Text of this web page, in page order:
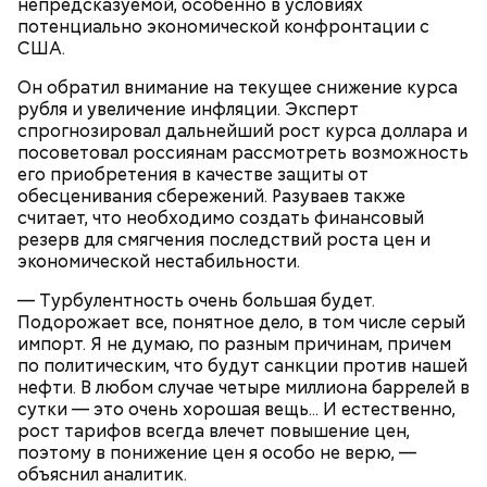
непредсказуемой, особенно в условиях
потенциально экономической конфронтации с
США.
Он обратил внимание на текущее снижение курса
рубля и увеличение инфляции. Эксперт
спрогнозировал дальнейший рост курса доллара и
посоветовал россиянам рассмотреть возможность
его приобретения в качестве защиты от
обесценивания сбережений. Разуваев также
считает, что необходимо создать финансовый
резерв для смягчения последствий роста цен и
экономической нестабильности.
— Турбулентность очень большая будет.
Подорожает все, понятное дело, в том числе серый
импорт. Я не думаю, по разным причинам, причем
по политическим, что будут санкции против нашей
нефти. В любом случае четыре миллиона баррелей в
сутки — это очень хорошая вещь... И естественно,
рост тарифов всегда влечет повышение цен,
поэтому в понижение цен я особо не верю, —
объяснил аналитик.